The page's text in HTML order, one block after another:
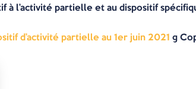
à l’activité partielle et au dispositif
d’activité partielle au 1er juin 2021 ©